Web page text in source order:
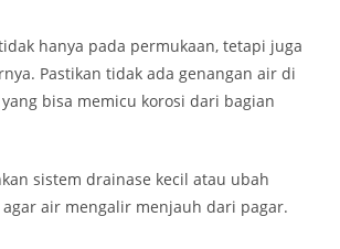
hanya pada permukaan, tetapi juga
Pastikan tidak ada genangan air di
bisa memicu korosi dari bagian
sistem drainase kecil atau ubah
air mengalir menjauh dari pagar.